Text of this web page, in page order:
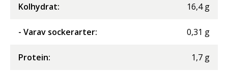
Kolhydrat: 16,4 g
- Varav sockerarter: 0,31 g
Protein: 1,7 g